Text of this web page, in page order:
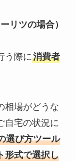
リツの場合）
う際に消費者
相場がどうな
自宅の状況に
選び方ツール
形式で選択し